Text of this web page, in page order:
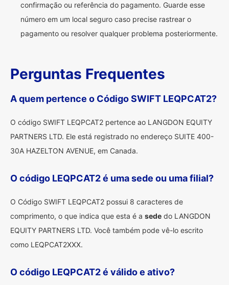
confirmação ou referência do pagamento. Guarde esse
número em um local seguro caso precise rastrear o
pagamento ou resolver qualquer problema posteriormente.
Perguntas Frequentes
A quem pertence o Código SWIFT LEQPCAT2?
O código SWIFT LEQPCAT2 pertence ao LANGDON EQUITY
PARTNERS LTD. Ele está registrado no endereço SUITE 400-
30A HAZELTON AVENUE, em Canada.
O código LEQPCAT2 é uma sede ou uma filial?
O Código SWIFT LEQPCAT2 possui 8 caracteres de
comprimento, o que indica que esta é a sede do LANGDON
EQUITY PARTNERS LTD. Você também pode vê-lo escrito
como LEQPCAT2XXX.
O código LEQPCAT2 é válido e ativo?